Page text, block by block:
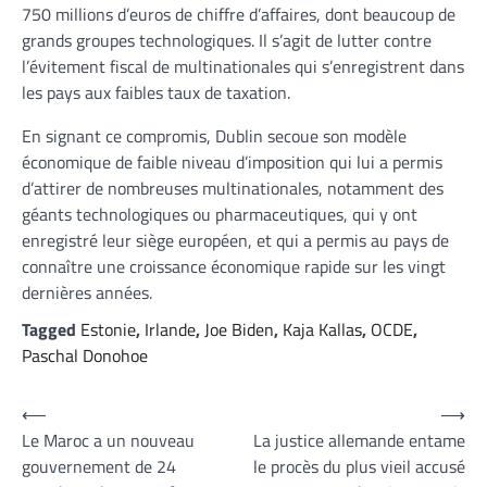
750 millions d’euros de chiffre d’affaires, dont beaucoup de
grands groupes technologiques. Il s’agit de lutter contre
l’évitement fiscal de multinationales qui s’enregistrent dans
les pays aux faibles taux de taxation.
En signant ce compromis, Dublin secoue son modèle
économique de faible niveau d’imposition qui lui a permis
d’attirer de nombreuses multinationales, notamment des
géants technologiques ou pharmaceutiques, qui y ont
enregistré leur siège européen, et qui a permis au pays de
connaître une croissance économique rapide sur les vingt
dernières années.
Tagged Estonie, Irlande,Joe Biden, Kaja Kallas, OCDE,
Paschal Donohoe
Navigation
de
⟵
Le Maroc a un nouveau
gouvernement de 24
La justice allemande entame
le procès du plus vieil accusé
⟶